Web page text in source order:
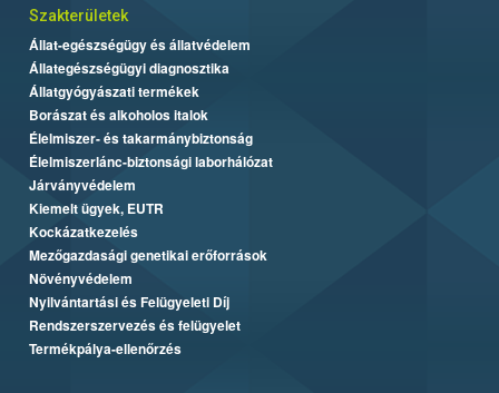
Szakterületek
Állat-egészségügy és állatvédelem
Állategészségügyi diagnosztika
Állatgyógyászati termékek
Borászat és alkoholos italok
Élelmiszer- és takarmánybiztonság
Élelmiszerlánc-biztonsági laborhálózat
Járványvédelem
Kiemelt ügyek, EUTR
Kockázatkezelés
Mezőgazdasági genetikai erőforrások
Növényvédelem
Nyilvántartási és Felügyeleti Díj
Rendszerszervezés és felügyelet
Termékpálya-ellenőrzés